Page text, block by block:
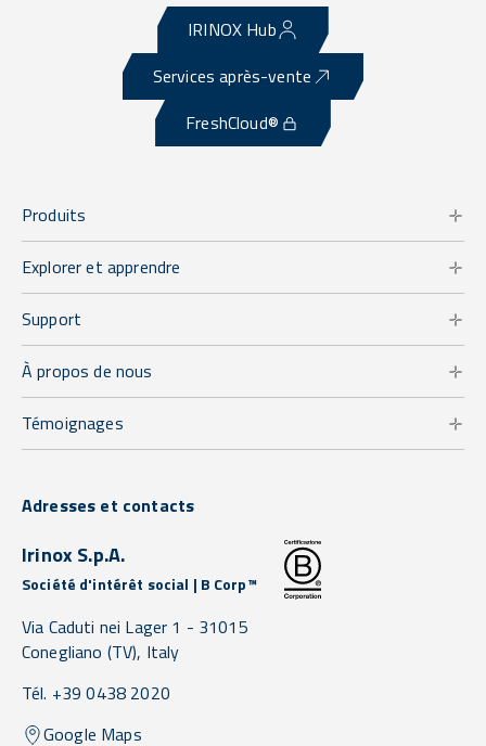
IRINOX Hub
Services après-vente
FreshCloud®
Produits
Explorer et apprendre
Support
À propos de nous
Témoignages
Adresses et contacts
Irinox S.p.A.
Société d'intérêt social | B Corp™
Via Caduti nei Lager 1 - 31015
Conegliano (TV), Italy
Tél. +39 0438 2020
Google Maps